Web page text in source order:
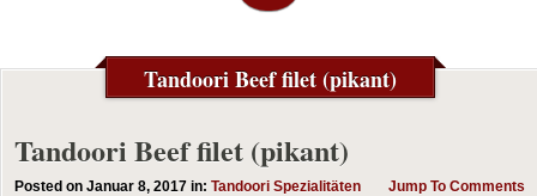
Tandoori Beef filet (pikant)
Tandoori Beef filet (pikant)
Posted on Januar 8, 2017 in: Tandoori Spezialitäten Jump To Comments